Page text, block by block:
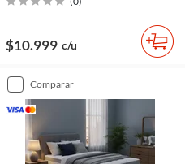
$10.999 c/u
comparar